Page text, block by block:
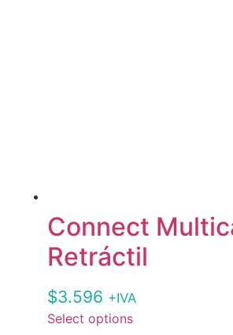
Connect
Retráctil
$3.596 +IVA
Select options